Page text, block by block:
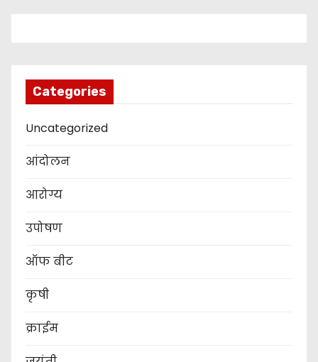
Categories
Uncategorized
आंदोलन
आरोग्य
उपोषण
ऑफ बीट
कृषी
क्राईम